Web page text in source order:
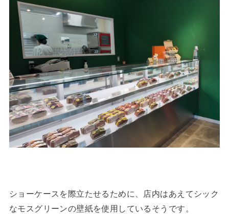
ショーケースを際立たせるために、店内はあえてシック
なモスグリーンの壁紙を使用しているそうです。